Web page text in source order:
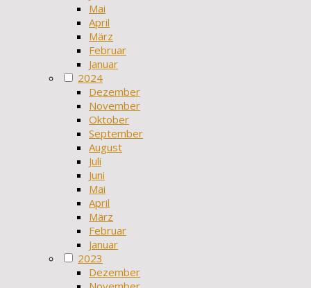
Mai
April
März
Februar
Januar
2024
Dezember
November
Oktober
September
August
Juli
Juni
Mai
April
März
Februar
Januar
2023
Dezember